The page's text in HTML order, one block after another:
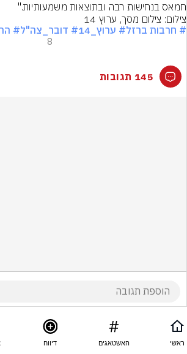
חמאס בנחישות רבה ובתוצאות משמעותיות."
צילום: צילום מסך, ערוץ 14
# חרבות ברזל# ערוץ_14 # דובר_צה"ל#
8
145 תגובות
ראשי האשטאגים דיווח